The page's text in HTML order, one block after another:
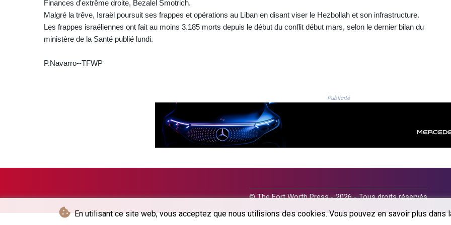
En utilisant ce site web, vous acceptez que nous utilisions des cookies. Vous pouvez en savoir plus
Finances d'extrême droite, Bezalel Smotrich.
Malgré la trêve, Israël poursuit ses frappes et opérations au Liban en disant viser le Hezbollah et son infrastructure.
Les frappes israéliennes ont fait au moins 3.185 morts depuis le début du conflit début mars, selon le dernier bilan du
ministère de la Santé publié lundi.
P.Navarro--TFWP
Publicité
© The Fort Worth Press - 2026 - Tous droits réservés